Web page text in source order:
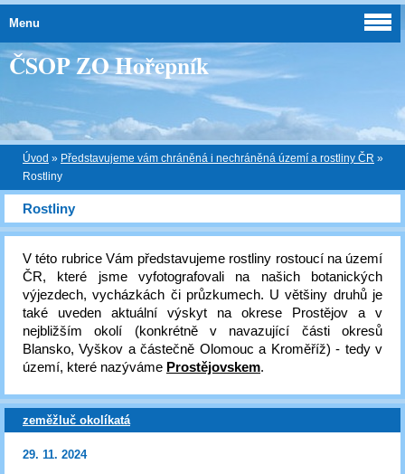
ČSOP ZO Hořepník
Úvod » Představujeme vám chráněná i nechráněná území a rostliny ČR »
Rostliny
Rostliny
V této rubrice Vám představujeme rostliny rostoucí na území
ČR, které jsme vyfotografovali na našich botanických
výjezdech, vycházkách či průzkumech. U většiny druhů je
také uveden aktuální výskyt na okrese Prostějov a v
nejbližším okolí (konkrétně v navazující části okresů
Blansko, Vyškov a částečně Olomouc a Kroměříž) - tedy v
území, které nazýváme Prostějovskem.
zeměžluč okolíkatá
29. 11. 2024
Menu